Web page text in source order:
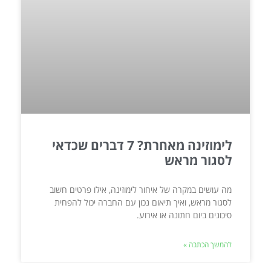
לימוזינה מאחרת? 7 דברים שכדאי
לסגור מראש
מה עושים במקרה של איחור לימוזינה, אילו פרטים חשוב
לסגור מראש, ואיך תיאום נכון עם החברה יכול להפחית
סיכונים ביום חתונה או אירוע.
להמשך הכתבה »